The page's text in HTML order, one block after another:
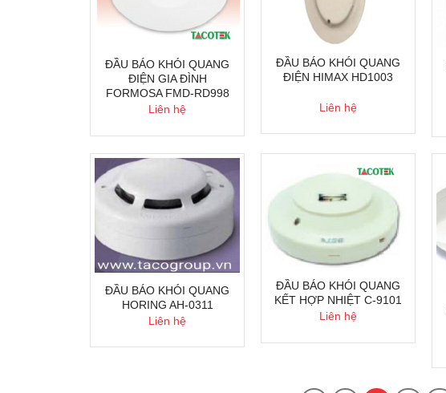
ĐẦU BÁO KHÓI QUANG
ĐIỆN GIA ĐÌNH
FORMOSA FMD-RD998
Liên hệ
ĐẦU BÁO KHÓI QUANG
ĐIỆN HIMAX HD1003
Liên hệ
ĐẦU BÁO KHÓI QUANG
HORING AH-0311
Liên hệ
ĐẦU BÁO KHÓI QUANG
KẾT HỢP NHIỆT C-9101
Liên hệ